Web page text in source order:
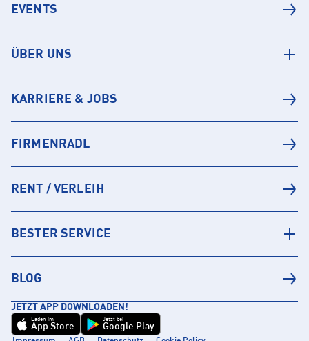
EVENTS
ÜBER UNS
KARRIERE & JOBS
FIRMENRADL
RENT / VERLEIH
BESTER SERVICE
BLOG
JETZT APP DOWNLOADEN!
Laden im
App Store
Jetzt bei
Google Play